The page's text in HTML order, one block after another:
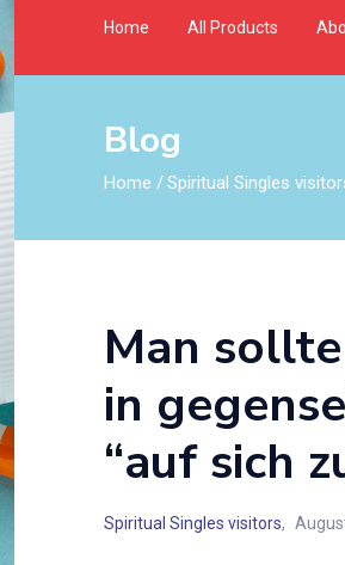
Home All Products
Blog
Home /Spiritual Singles
Man
in
“auf sich
Spiritual Singles visitors